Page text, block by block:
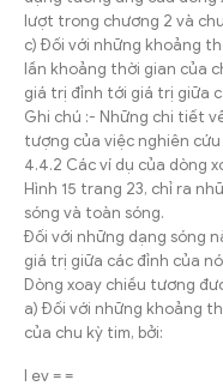
lượt trong chương 2 và
c) Đối với những khoảng
lần khoảng thời gian của
giá trị đỉnh tới giá trị giữa
Ghi chú :- Những chi tiết
tượng của việc nghiên cứu
4.4.2 Các ví dụ của dòng
Hình 15 trang 23, chỉ ra
sóng và toàn sóng.
Đối với những dạng sóng
giá trị giữa các đỉnh của nó
Dòng xoay chiều tương
a) Đối với những khoảng
của chu kỳ tim, bởi:
I ev = =